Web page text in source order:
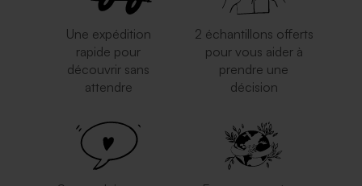
Cadeau invité personnalisé
Une expédition
rapide pour
découvrir sans
attendre
2 échantillons offerts
pour vous aider à
prendre une
décision